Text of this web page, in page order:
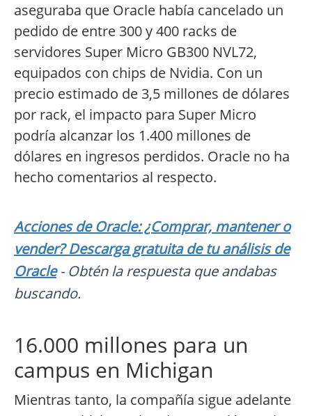
aseguraba que Oracle había cancelado un
pedido de entre 300 y 400 racks de
servidores Super Micro GB300 NVL72,
equipados con chips de Nvidia. Con un
precio estimado de 3,5 millones de dólares
por rack, el impacto para Super Micro
podría alcanzar los 1.400 millones de
dólares en ingresos perdidos. Oracle no ha
hecho comentarios al respecto.
Acciones de Oracle: ¿Comprar, mantener o
vender? Descarga gratuita de tu análisis de
Oracle- Obtén la respuesta que andabas
buscando.
16.000 millones para un
campus en Michigan
Mientras tanto, la compañía sigue adelante